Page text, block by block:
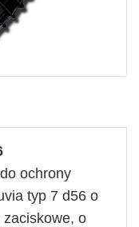
ochrony
typ 7 d56 o
o